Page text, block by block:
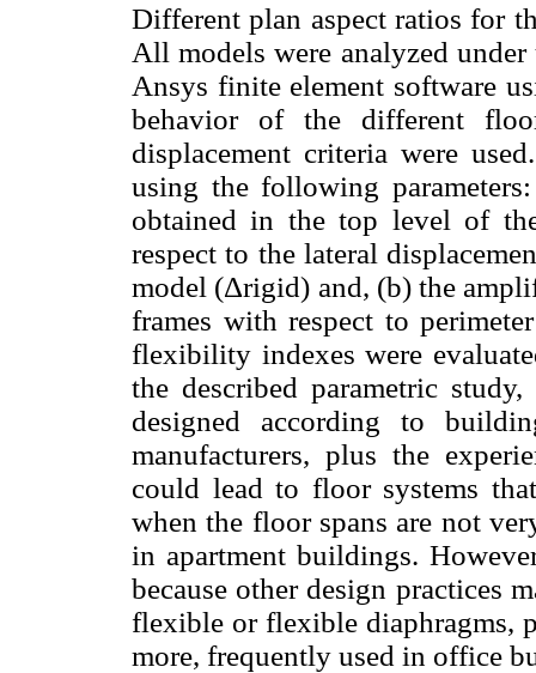
Different plan aspect ratios for
All models were analyzed
Ansys finite element software
behavior of the different
displacement criteria were
using the following
obtained in the top level of
respect to the lateral
model (Δrigid) and, (b) the
frames with respect to
flexibility indexes were
the described parametric
designed according to
manufacturers, plus the
could lead to floor systems
when the floor spans are not
in apartment buildings.
because other design practices
flexible or flexible diaphragms,
more, frequently used in office